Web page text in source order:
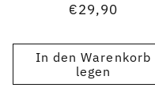
Normaler
€29,90
In den Warenkorb
legen